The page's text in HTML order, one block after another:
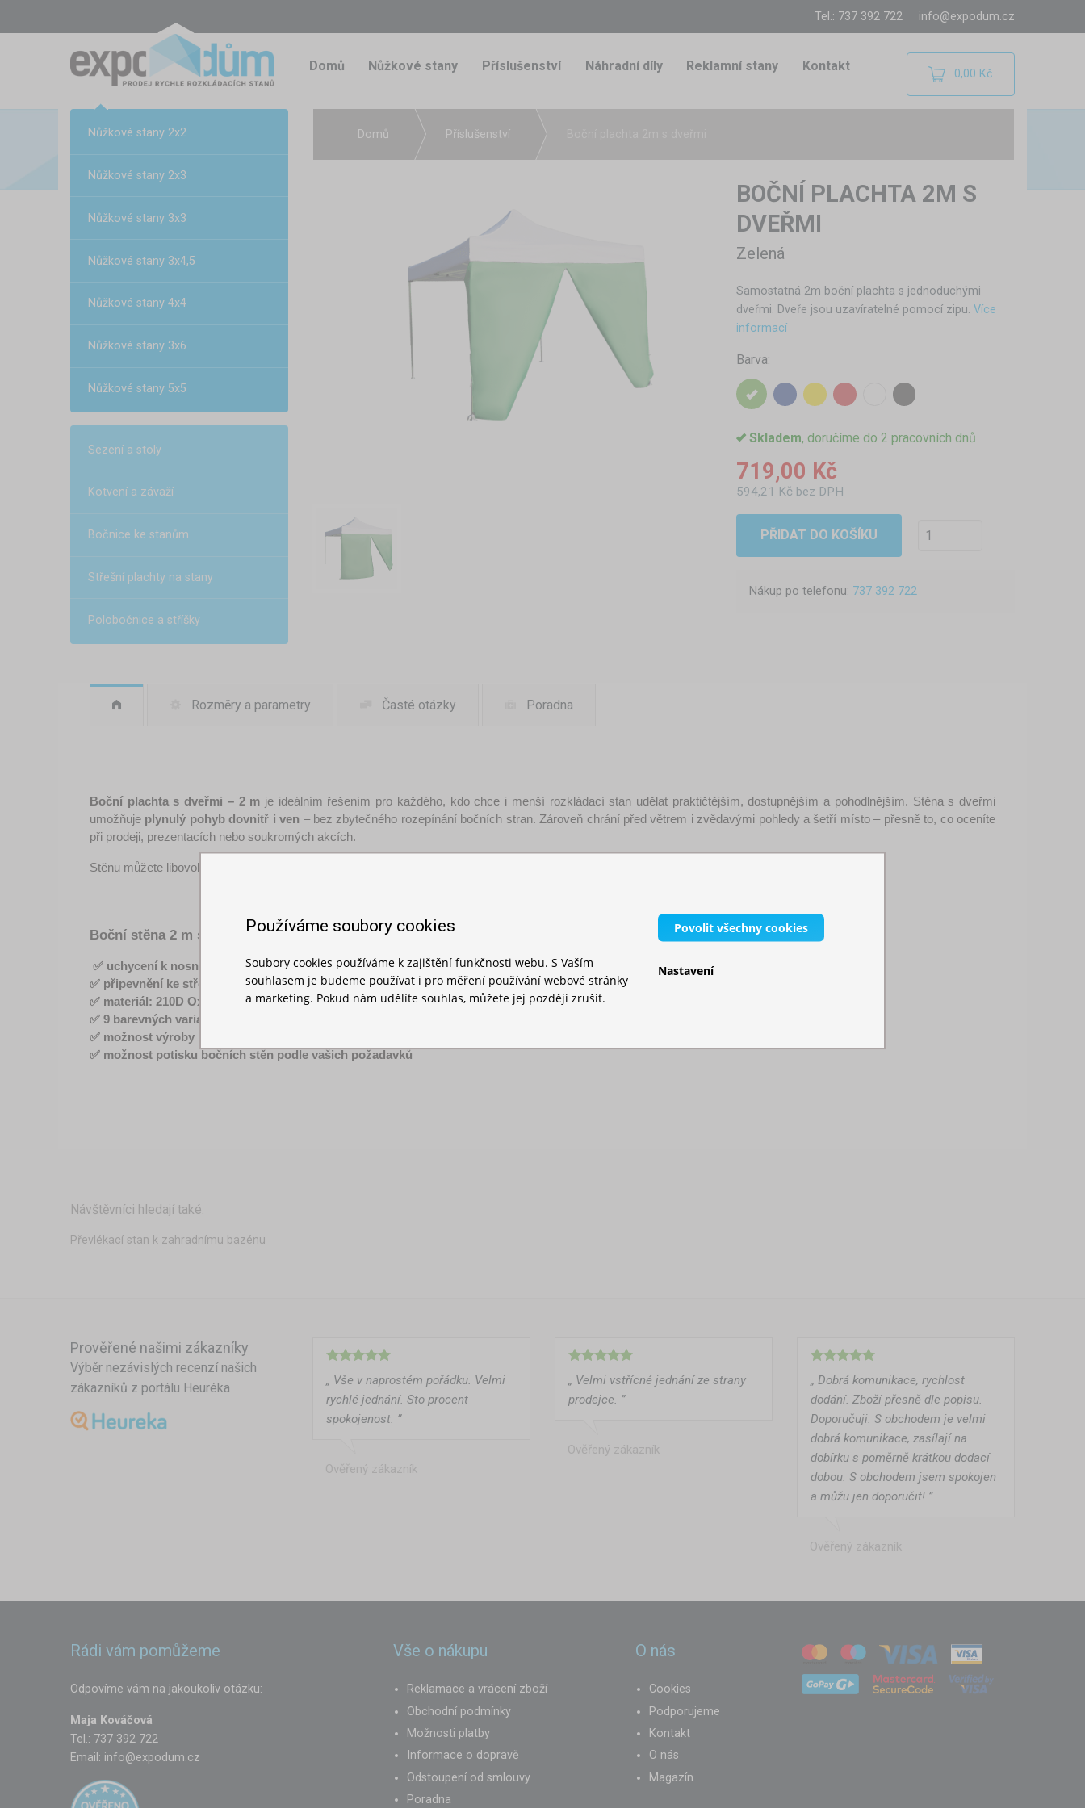
Tel.: 737 392 722 info@expodum.cz
Domů Nůžkové stany Příslušenství Náhradní díly Reklamní stany Kontakt 0,00 Kč
Nůžkové stany 2x2
Nůžkové stany 2x3
Nůžkové stany 3x3
Nůžkové stany 3x4,5
Nůžkové stany 4x4
Nůžkové stany 3x6
Nůžkové stany 5x5
Sezení a stoly
Kotvení a závaží
Bočnice ke stanům
Střešní plachty na stany
Polobočnice a stříšky
Domů Příslušenství
BOČNÍ PLACHTA 2M S
DVEŘMI
Zelená
Samostatná 2m boční plachta s jednoduchými
dveřmi. Dveře jsou uzavíratelné pomocí zipu. Více
informací
Barva:
Skladem, doručíme do 2 pracovních dnů
719,00 Kč
594,21 Kč bez DPH
PŘIDAT DO KOŠÍKU
Nákup po telefonu: 737 392 722
Rozměry a parametry Časté otázky Poradna
Boční plachta s dveřmi – 2 m je ideálním řešením pro každého, kdo chce i menší rozkládací stan udělat praktičtějším, dostupnějším a pohodlnějším. Stěna s dveřmi
umožňuje plynulý pohyb dovnitř i ven – bez zbytečného rozepínání bočních stran. Zároveň chrání před větrem i zvědavými pohledy a šetří místo – přesně to, co oceníte
při prodeji, prezentacích nebo soukromých akcích.
Stěnu můžete libovolně kombinovat
Boční stěna 2 m s dveřmi – vhodná pro nůžkové stany 2×2 m a 2×3 m
✅ uchycení k nosné konstrukci nůžkového stanu pomocí suchých zipů
✅ připevnění ke střeše pomocí suchých zipů
✅ materiál: 210D Oxford – odolný a lehký
✅ 9 barevných variant – modrá, zelená, bílá, červená, žlutá, černá,
✅ možnost výroby plachty s oknem a dveřmi zároveň
✅ možnost potisku bočních stěn podle vašich požadavků
Návštěvníci hledají také:
Převlékací stan k zahradnímu bazénu
Prověřené našimi zákazníky
Výběr nezávislých recenzí našich
zákazníků z portálu Heuréka
„ Vše v naprostém pořádku. Velmi
rychlé jednání. Sto procent
spokojenost. ”
Ověřený zákazník
„ Velmi vstřícné jednání ze strany
prodejce. ”
Ověřený zákazník
„ Dobrá komunikace, rychlost
dodání. Zboží přesně dle popisu.
Doporučuji. S obchodem je velmi
dobrá komunikace, zasílají na
dobírku s poměrně krátkou dodací
dobou. S obchodem jsem spokojen
a můžu jen doporučit! ”
Ověřený zákazník
Rádi vám pomůžeme
Odpovíme vám na jakoukoliv otázku:
Maja Kováčová
Tel.: 737 392 722
Email: info@expodum.cz
Vše o nákupu
Reklamace a vrácení zboží
Obchodní podmínky
Možnosti platby
Informace o dopravě
Odstoupení od smlouvy
Poradna
O nás
Cookies
Podporujeme
Kontakt
O nás
Magazín
Používáme soubory cookies
Soubory cookies používáme k zajištění funkčnosti webu. S Vaším
souhlasem je budeme používat i pro měření používání webové stránky
a marketing. Pokud nám udělíte souhlas, můžete jej později zrušit.
Povolit všechny cookies
Nastavení